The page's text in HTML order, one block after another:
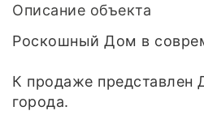
Описание объекта
Роскошный Дом в
К продаже представлен
города.